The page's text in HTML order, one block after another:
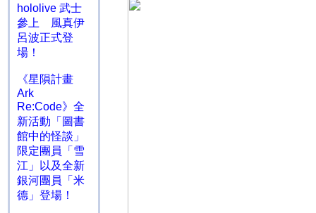
hololive 武士
參上 風真伊
呂波正式登
場！
《星隕計畫
Ark
Re:Code》全
新活動「圖書
館中的怪談」
限定團員「雪
江」以及全新
銀河團員「米
德」登場！